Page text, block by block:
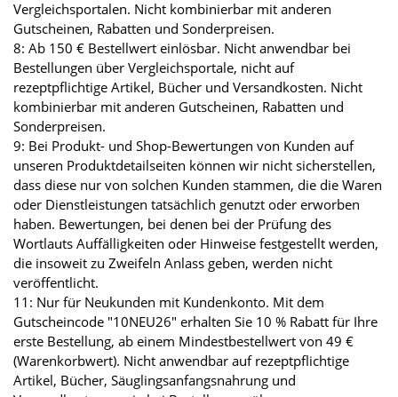
Vergleichsportalen. Nicht kombinierbar mit anderen
Gutscheinen, Rabatten und Sonderpreisen.
8: Ab 150 € Bestellwert einlösbar. Nicht anwendbar bei
Bestellungen über Vergleichsportale, nicht auf
rezeptpflichtige Artikel, Bücher und Versandkosten. Nicht
kombinierbar mit anderen Gutscheinen, Rabatten und
Sonderpreisen.
9: Bei Produkt- und Shop-Bewertungen von Kunden auf
unseren Produktdetailseiten können wir nicht sicherstellen,
dass diese nur von solchen Kunden stammen, die die Waren
oder Dienstleistungen tatsächlich genutzt oder erworben
haben. Bewertungen, bei denen bei der Prüfung des
Wortlauts Auffälligkeiten oder Hinweise festgestellt werden,
die insoweit zu Zweifeln Anlass geben, werden nicht
veröffentlicht.
11: Nur für Neukunden mit Kundenkonto. Mit dem
Gutscheincode "10NEU26" erhalten Sie 10 % Rabatt für Ihre
erste Bestellung, ab einem Mindestbestellwert von 49 €
(Warenkorbwert). Nicht anwendbar auf rezeptpflichtige
Artikel, Bücher, Säuglingsanfangsnahrung und